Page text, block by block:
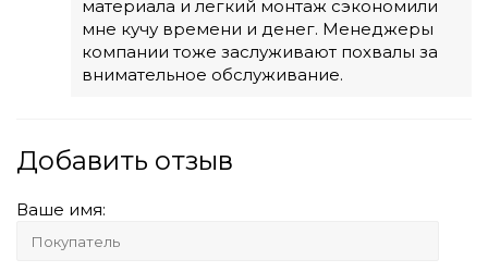
материала и легкий монтаж сэкономили
мне кучу времени и денег. Менеджеры
компании тоже заслуживают похвалы за
внимательное обслуживание.
Добавить отзыв
Ваше имя: